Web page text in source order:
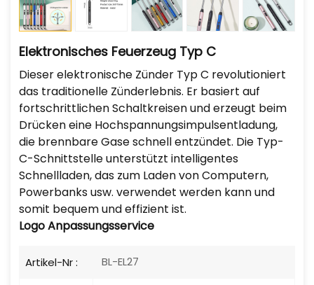
Elektronisches Feuerzeug Typ C
Dieser elektronische Zünder Typ C revolutioniert
das traditionelle Zünderlebnis. Er basiert auf
fortschrittlichen Schaltkreisen und erzeugt beim
Drücken eine Hochspannungsimpulsentladung,
die brennbare Gase schnell entzündet. Die Typ-
C-Schnittstelle unterstützt intelligentes
Schnellladen, das zum Laden von Computern,
Powerbanks usw. verwendet werden kann und
somit bequem und effizient ist.
LogoAnpassungsservice
Artikel-Nr : BL-EL27